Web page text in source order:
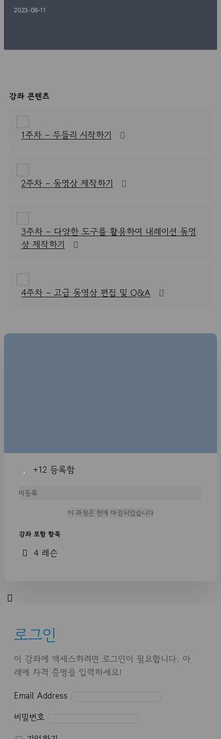
2023-08-11
강좌 콘텐츠
1주차 – 두들리 시작하기
2주차 – 동영상 제작하기
3주차 – 다양한 도구를 활용하여 내레이션 동영
상 제작하기
4주차 – 고급 동영상 편집 및 Q&A
+12 등록함
미등록
이 과정은 현재 마감되었습니다
강좌 포함 항목
4 레슨
로그인
이 강좌에 액세스하려면 로그인이 필요합니다. 아
래에 자격 증명을 입력하세요!
Email Address
비밀번호